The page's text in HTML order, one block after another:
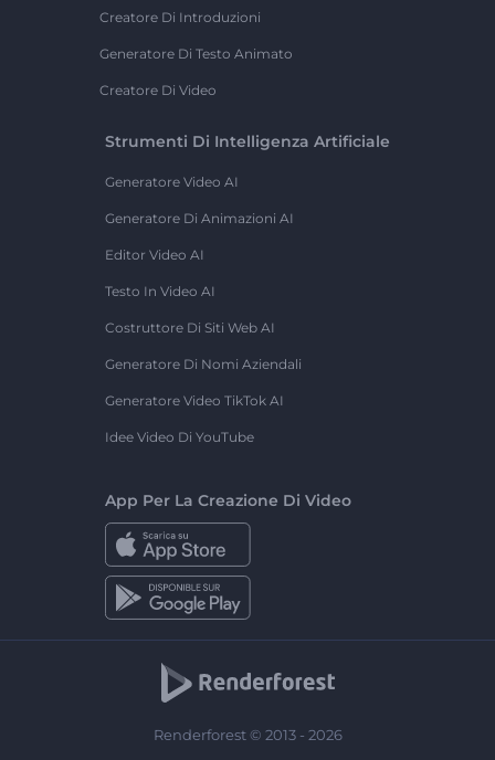
Creatore Di Introduzioni
Generatore Di Testo Animato
Creatore Di Video
Strumenti Di Intelligenza Artificiale
Generatore Video AI
Generatore Di Animazioni AI
Editor Video AI
Testo In Video AI
Costruttore Di Siti Web AI
Generatore Di Nomi Aziendali
Generatore Video TikTok AI
Idee Video Di YouTube
App Per La Creazione Di Video
Renderforest © 2013 - 2026